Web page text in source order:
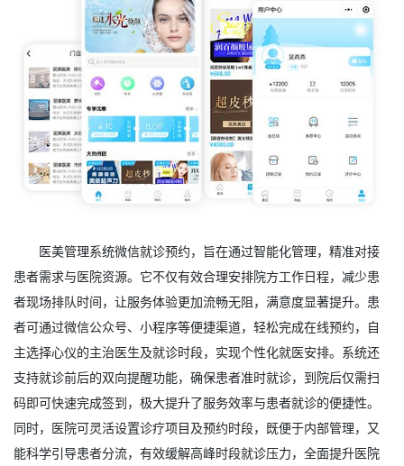
医美管理系统微信就诊预约，旨在通过智能化管理，精准对接
患者需求与医院资源。它不仅有效合理安排院方工作日程，减少患
者现场排队时间，让服务体验更加流畅无阻，满意度显著提升。患
者可通过微信公众号、小程序等便捷渠道，轻松完成在线预约，自
主选择心仪的主治医生及就诊时段，实现个性化就医安排。系统还
支持就诊前后的双向提醒功能，确保患者准时就诊，到院后仅需扫
码即可快速完成签到，极大提升了服务效率与患者就诊的便捷性。
同时，医院可灵活设置诊疗项目及预约时段，既便于内部管理，又
能科学引导患者分流，有效缓解高峰时段就诊压力，全面提升医院